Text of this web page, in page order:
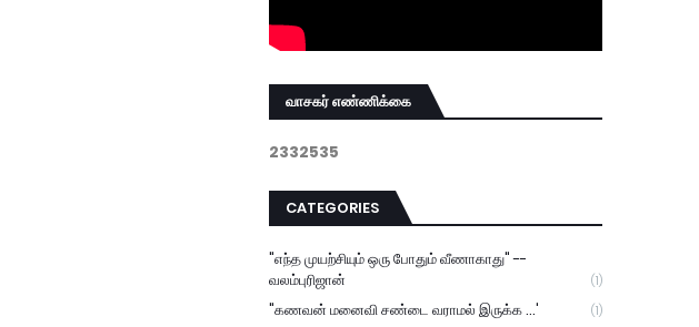
வாசகர் எண்ணிக்கை
2332535
CATEGORIES
"எந்த முயற்சியும் ஒரு போதும் வீணாகாது" --
வலம்புரிஜான்
(1)
"கணவன் மனைவி சண்டை வராமல் இருக்க ...' (1)